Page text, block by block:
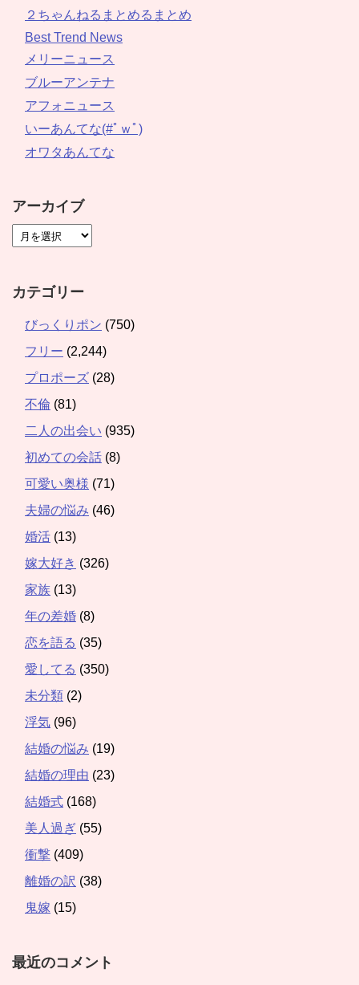
２ちゃんねるまとめるまとめ
Best Trend News
メリーニュース
ブルーアンテナ
アフォニュース
いーあんてな(#ﾟｗﾟ)
オワタあんてな
アーカイブ
カテゴリー
びっくりポン (750)
フリー (2,244)
プロポーズ (28)
不倫 (81)
二人の出会い (935)
初めての会話 (8)
可愛い奥様 (71)
夫婦の悩み (46)
婚活 (13)
嫁大好き (326)
家族 (13)
年の差婚 (8)
恋を語る (35)
愛してる (350)
未分類 (2)
浮気 (96)
結婚の悩み (19)
結婚の理由 (23)
結婚式 (168)
美人過ぎ (55)
衝撃 (409)
離婚の訳 (38)
鬼嫁 (15)
最近のコメント